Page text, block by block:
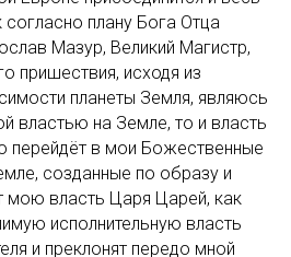
плану Бога Отца
Мазур, Великий Магистр,
пришествия, исходя из
планеты Земля, являюсь
властью на Земле, то и власть
перейдёт в мои Божественные
созданные по образу и
мою власть Царя Царей, как
исполнительную власть
и преклонят передо мной